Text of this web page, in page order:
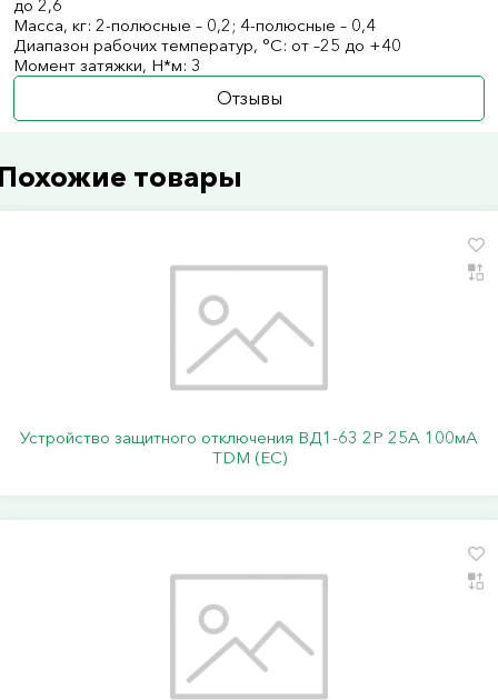
до 2,6
Масса, кг: 2-полюсные – 0,2; 4-полюсные – 0,4
Диапазон рабочих температур, °С: от –25 до +40
Момент затяжки, Н*м: 3
Отзывы
товары
Устройство защитного отключения ВД1-63 2Р 25А 100мА
TDM (ЕС)